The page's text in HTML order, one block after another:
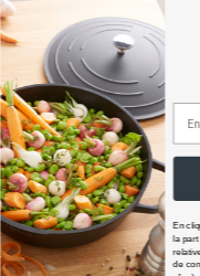
(4) Offre « Prix web » valable
pictogramme "prix web". Les
exclusives au site mathon.fr.
Mathon.fr est membre de la
distance)
En
la
de